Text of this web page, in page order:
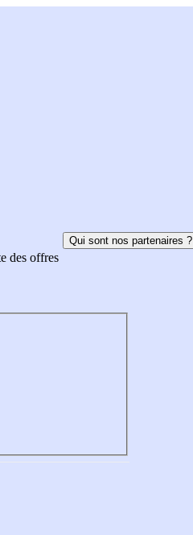
des offres
Qui sont nos partenaires ?